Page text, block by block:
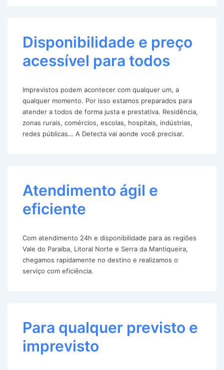
Disponibilidade e preço
acessível para todos
Imprevistos podem acontecer com qualquer um, a
qualquer momento. Por isso estamos preparados para
atender a todos de forma justa e prestativa. Residência,
zonas rurais, comércios, escolas, hospitais, indústrias,
redes públicas… A Detecta vai aonde você precisar.
Atendimento ágil e
eficiente
Com atendimento 24h e disponibilidade para as regiões
Vale do Paraíba, Litoral Norte e Serra da Mantiqueira,
chegamos rapidamente no destino e realizamos o
serviço com eficiência.
Para qualquer previsto e
imprevisto